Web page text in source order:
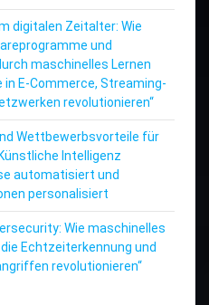
digitalen Zeitalter: Wie
und
maschinelles Lernen
E-Commerce, Streaming-
revolutionieren“
Wettbewerbsvorteile für
Intelligenz
automatisiert und
personalisiert
Wie maschinelles
Echtzeiterkennung und
revolutionieren“